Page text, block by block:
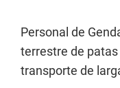
Personal de
terrestre de
transporte de